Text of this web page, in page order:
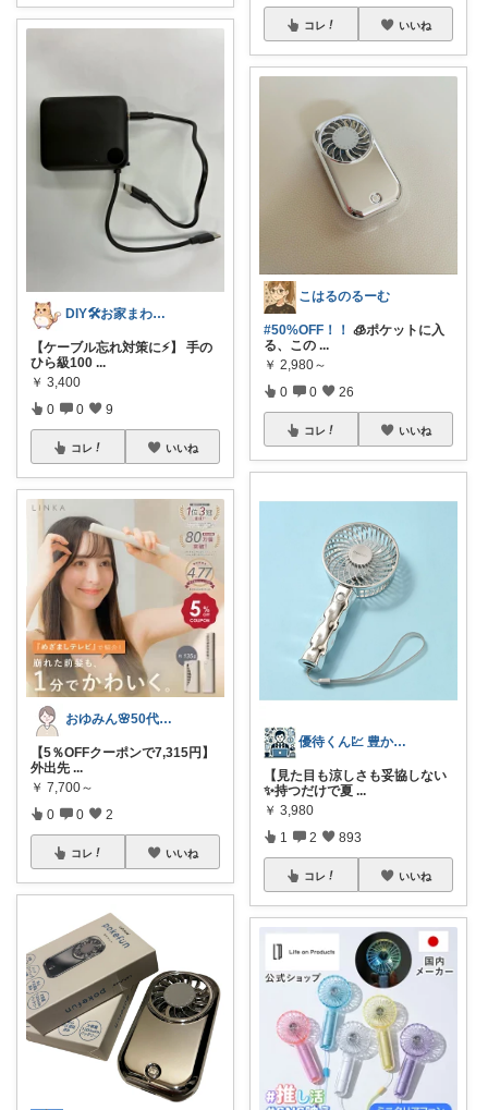
DIY🛠️お家まわり🏠＋α
【ケーブル忘れ対策に⚡】 手の
ひら級100 ...
￥ 3,400
0 0 9
コレ いいね
おゆみん🌸50代からの快適暮らし
【5％OFFクーポンで7,315円】
外出先 ...
￥ 7,700～
0 0 2
コレ いいね
コレ いいね
こはるのるーむ
#50%OFF！！ 🧊ポケットに入
る、この ...
￥ 2,980～
0 0 26
コレ いいね
優待くん💹 豊かな暮らし☘️
【見た目も涼しさも妥協しない
✨持つだけで夏 ...
￥ 3,980
1 2 893
コレ いいね